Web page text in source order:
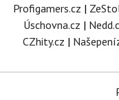
Profigamers.cz |
Úschovna.cz |
CZhity.cz |